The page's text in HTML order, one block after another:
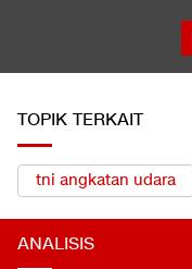
TOPIK TERKAIT
tni angkatan udara
ANALISIS